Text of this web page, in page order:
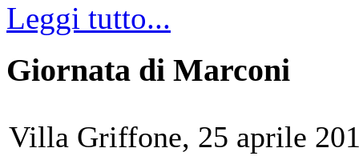
Leggi tutto...
Giornata di Marconi
Villa Griffone, 25 aprile